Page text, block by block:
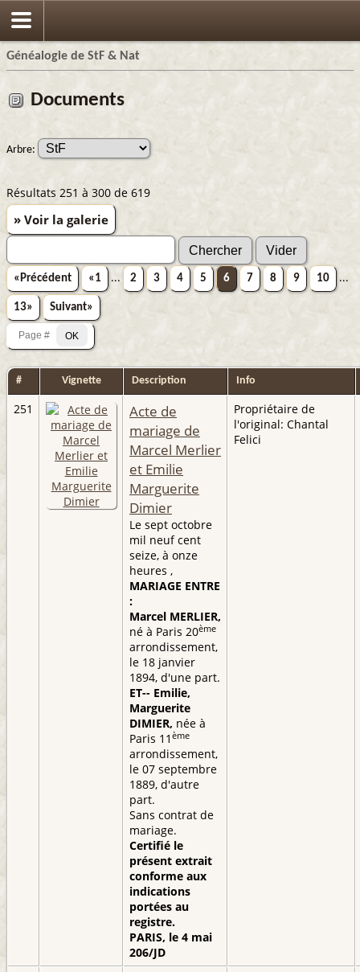
Généalogie de StF & Nat
Documents
Arbre:
Résultats 251 à 300 de 619
» Voir la galerie
«Précédent «1 ... 2 3 4 5 6 7 8 9 10 ...
13» Suivant»
# Vignette Description Info
251
Acte de
mariage de
Marcel Merlier
et Emilie
Marguerite
Dimier
Le sept octobre
mil neuf cent
seize, à onze
heures ,
MARIAGE ENTRE
:
Marcel MERLIER,
né à Paris 20ème
arrondissement,
le 18 janvier
1894, d'une part.
ET-- Emilie,
Marguerite
DIMIER, née à
Paris 11 ème
arrondissement,
le 07 septembre
1889, d'autre
part.
Sans contrat de
mariage.
Certifié le
présent extrait
conforme aux
indications
portées au
registre.
PARIS, le 4 mai
206/JD
Propriétaire de
l'original: Chantal
Felici